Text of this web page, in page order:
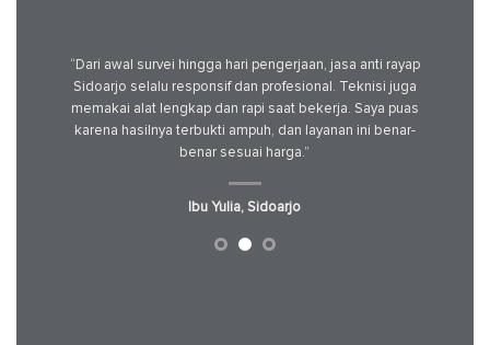
“Dari awal survei hingga hari pengerjaan, jasa anti rayap
Sidoarjo selalu responsif dan profesional. Teknisi juga
memakai alat lengkap dan rapi saat bekerja. Saya puas
karena hasilnya terbukti ampuh, dan layanan ini benar-
benar sesuai harga.”
Ibu Yulia, Sidoarjo